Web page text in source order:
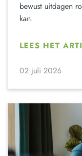
bewust uitdagen
kan.
LEES HET
02 juli 2026